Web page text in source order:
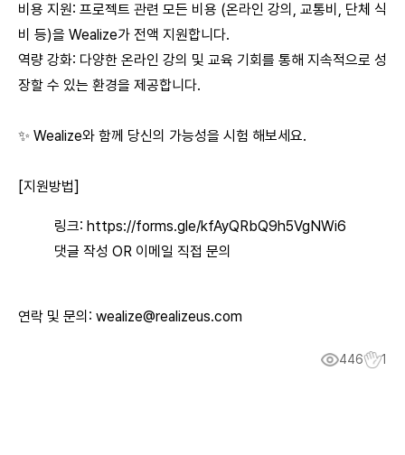
비용 지원: 프로젝트 관련 모든 비용 (온라인 강의, 교통비, 단체 식
비 등)을 Wealize가 전액 지원합니다.
역량 강화: 다양한 온라인 강의 및 교육 기회를 통해 지속적으로 성
장할 수 있는 환경을 제공합니다.
✨ Wealize와 함께 당신의 가능성을 시험 해보세요.
[지원방법]
링크: https://forms.gle/kfAyQRbQ9h5VgNWi6
댓글 작성 OR 이메일 직접 문의
연락 및 문의: wealize@realizeus.com
446 1